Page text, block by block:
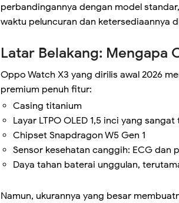
perbandingannya dengan model
waktu peluncuran dan ketersediaannya
Latar Belakang: Mengapa
Oppo Watch X3 yang dirilis awal 2026
premium penuh fitur:
Casing titanium
Layar LTPO OLED 1,5 inci yang
Chipset Snapdragon W5 Gen 1
Sensor kesehatan canggih: ECG dan
Daya tahan baterai unggulan,
Namun, ukurannya yang besar